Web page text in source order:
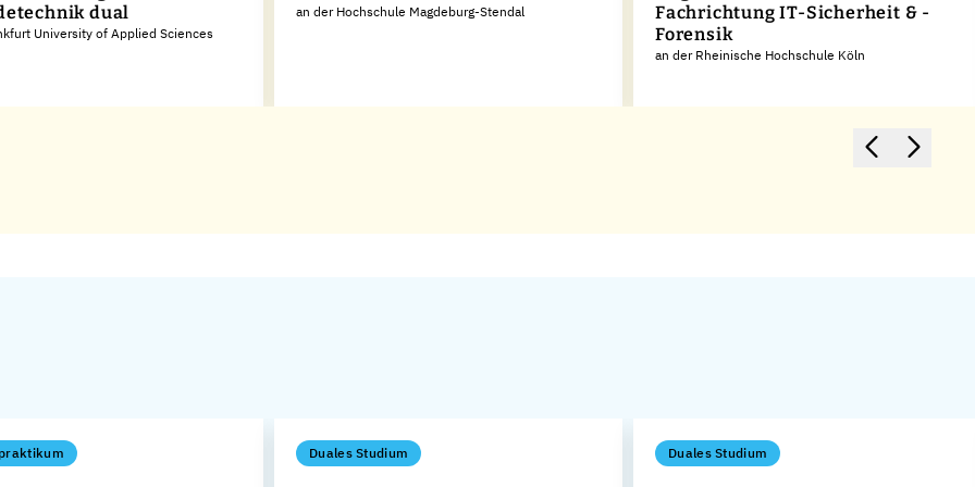
dual
University of Applied Sciences
an der Hochschule Magdeburg-Stendal
Fachrichtung IT-Sicherheit & -
Forensik
an der Rheinische Hochschule Köln
Duales Studium Duales Studium